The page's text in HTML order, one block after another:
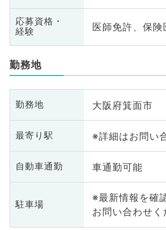
応募資格・
経験
医師免許、保険
勤務地
勤務地 大阪府箕面市
最寄り駅 ※詳細はお問い
自動車通勤 車通勤可能
駐車場
※最新情報を確
お問い合わせく